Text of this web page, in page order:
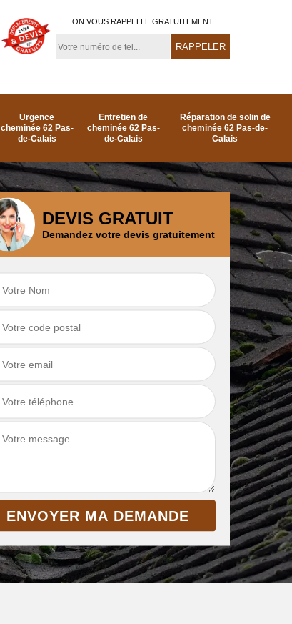
ON VOUS RAPPELLE GRATUITEMENT
Urgence
cheminée 62 Pas-
de-Calais
Entretien de
cheminée 62 Pas-
de-Calais
Réparation de solin de
cheminée 62 Pas-de-
Calais
62 Pas-de-Calais
Réparation de
cheminée 62 Pas-
de-Calais
DEVIS GRATUIT
Demandez votre devis gratuitement